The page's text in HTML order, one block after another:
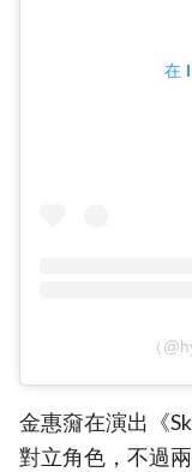
在
（
金惠奫在演出《
對立角色，不過